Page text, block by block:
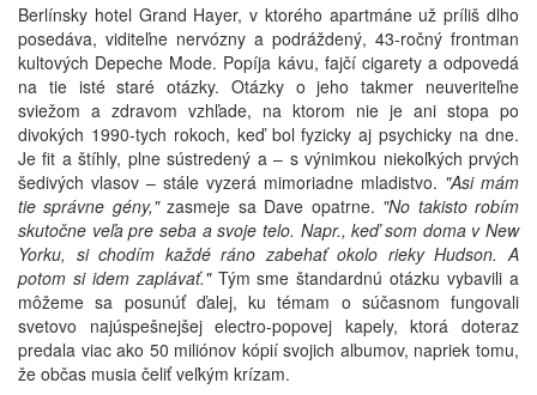
Berlínsky hotel Grand Hayer, v ktorého apartmáne už príliš dlho
posedáva, viditeľne nervózny a podráždený, 43-ročný frontman
kultových Depeche Mode. Popíja kávu, fajčí cigarety a odpovedá
na tie isté staré otázky. Otázky o jeho takmer neuveriteľne
sviežom a zdravom vzhľade, na ktorom nie je ani stopa po
divokých 1990-tych rokoch, keď bol fyzicky aj psychicky na dne.
Je fit a štíhly, plne sústredený a – s výnimkou niekoľkých prvých
šedivých vlasov – stále vyzerá mimoriadne mladistvo. "Asi mám
tie správne gény,"zasmeje sa Dave opatrne. "No takisto robím
skutočne veľa pre seba a svoje telo. Napr., keď som doma v New
Yorku, si chodím každé ráno zabehať okolo rieky Hudson. A
potom si idem zaplávať."Tým sme štandardnú otázku vybavili a
môžeme sa posunúť ďalej, ku témam o súčasnom fungovali
svetovo najúspešnejšej electro-popovej kapely, ktorá doteraz
predala viac ako 50 miliónov kópií svojich albumov, napriek tomu,
že občas musia čeliť veľkým krízam.